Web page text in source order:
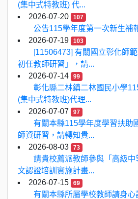
(集中式特教班) 代...
2026-07-20
107
公告115學年度第一次新生補
2026-07-19
103
[11506473] 有關國立彰化師
初任教師研習」，請...
2026-07-14
99
彰化縣二林鎮二林國民小學
(集中式特教班)代理...
2026-07-07
97
有關本縣115學年度學習扶助
師資研習，請轉知貴...
2026-08-03
73
請貴校薦派教師參與「高級
文認證培訓實施計畫...
2026-07-15
69
有關本縣所屬學校教師請身